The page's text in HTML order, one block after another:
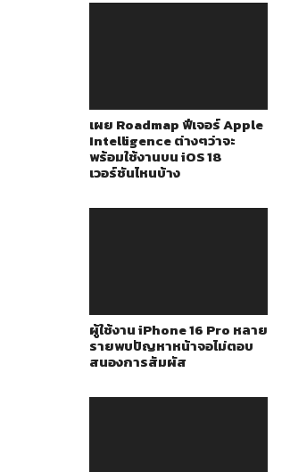
เผย Roadmap ฟีเจอร์ Apple
Intelligence ต่างๆว่าจะ
พร้อมใช้งานบน iOS 18
เวอร์ชันไหนบ้าง
ผู้ใช้งาน iPhone 16 Pro หลาย
รายพบปัญหาหน้าจอไม่ตอบ
สนองการสัมผัส